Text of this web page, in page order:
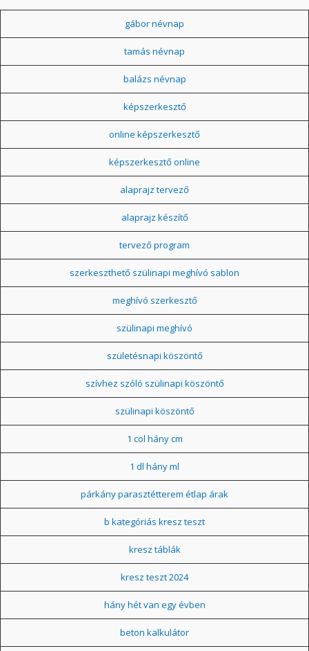
gábor névnap
tamás névnap
balázs névnap
képszerkesztő
online képszerkesztő
képszerkesztő online
alaprajz tervező
alaprajz készítő
tervező program
szerkeszthető szülinapi meghívó sablon
meghívó szerkesztő
szülinapi meghívó
születésnapi köszöntő
szívhez szóló szülinapi köszöntő
szülinapi köszöntő
1 col hány cm
1 dl hány ml
párkány parasztétterem étlap árak
b kategóriás kresz teszt
kresz táblák
kresz teszt 2024
hány hét van egy évben
beton kalkulátor